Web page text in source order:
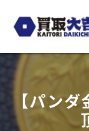
【パン